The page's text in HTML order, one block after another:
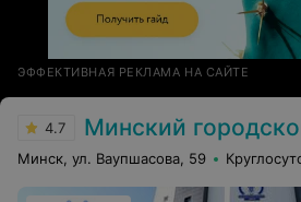
ЭФФЕКТИВНАЯ РЕКЛАМА НА САЙТЕ
4.7 Минский городской клинический
Минск, ул. Ваупшасова, 59